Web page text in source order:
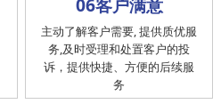
06客户满意
主动了解客户需要, 提供质优服
务,及时受理和处置客户的投
诉，提供快捷、方便的后续服
务